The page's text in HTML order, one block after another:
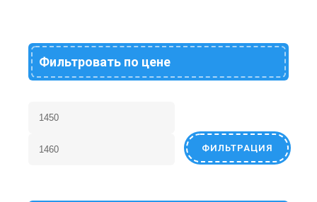
Фильтровать по цене
ФИЛЬТРАЦИЯ